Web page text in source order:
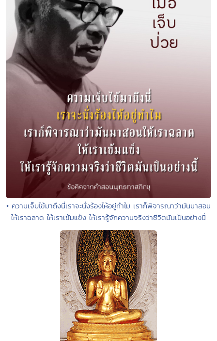
• ความเจ็บไข้มาถึงนี่เราจะนั่งร้องไห้อยู่ทำไม เราก็พิจารณาว่ามันมาสอน
ให้เราฉลาด ให้เราเข้มแข็ง ให้เรารู้จักความจริงว่าชีวิตมันเป็นอย่างนี้